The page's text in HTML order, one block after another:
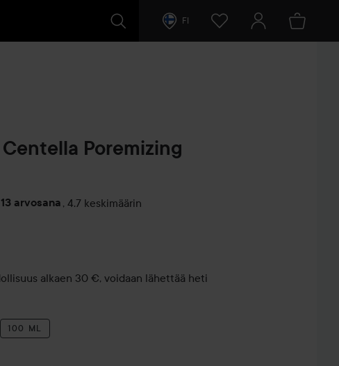
FI
Poremizing
13 arvosana , 4.7 keskimäärin
alkaen 30 €, voidaan lähettää heti
100 ML